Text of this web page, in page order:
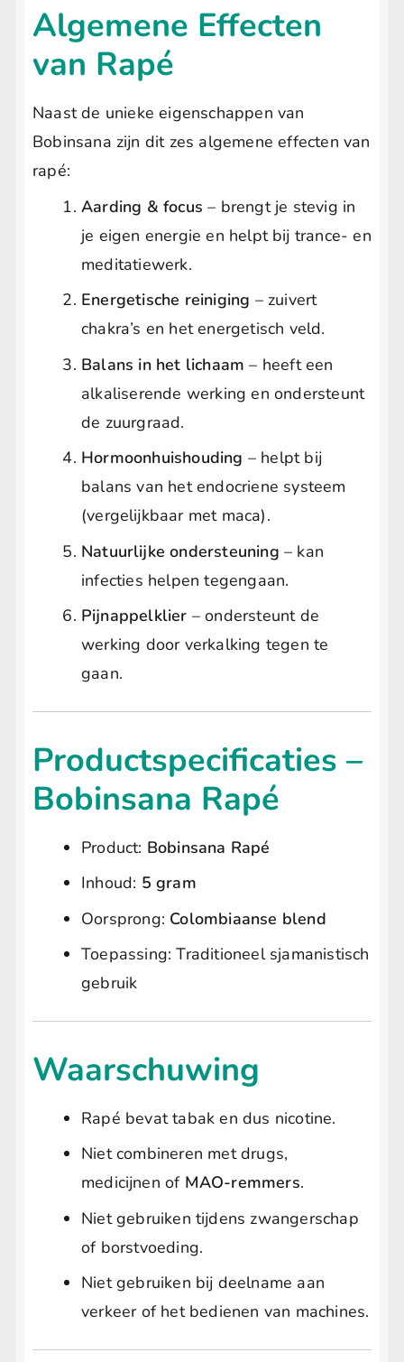
Algemene Effecten
van Rapé
Naast de unieke eigenschappen van
Bobinsana zijn dit zes algemene effecten van
rapé:
Aarding & focus – brengt je stevig in
je eigen energie en helpt bij trance- en
meditatiewerk.
Energetische reiniging – zuivert
chakra’s en het energetisch veld.
Balans in het lichaam – heeft een
alkaliserende werking en ondersteunt
de zuurgraad.
Hormoonhuishouding – helpt bij
balans van het endocriene systeem
(vergelijkbaar met maca).
Natuurlijke ondersteuning – kan
infecties helpen tegengaan.
Pijnappelklier – ondersteunt de
werking door verkalking tegen te
gaan.
Productspecificaties –
Bobinsana Rapé
Product: Bobinsana Rapé
Inhoud: 5 gram
Oorsprong: Colombiaanse blend
Toepassing: Traditioneel sjamanistisch
gebruik
Waarschuwing
Rapé bevat tabak en dus nicotine.
Niet combineren met drugs,
medicijnen of MAO-remmers.
Niet gebruiken tijdens zwangerschap
of borstvoeding.
Niet gebruiken bij deelname aan
verkeer of het bedienen van machines.